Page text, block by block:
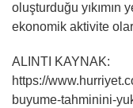
oluşturduğu yıkımın
ekonomik aktivite
ALINTI KAYNAK:
https://
buyume-tahminini-